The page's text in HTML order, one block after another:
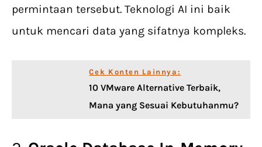
permintaan tersebut. Teknologi AI ini baik
untuk mencari data yang sifatnya kompleks.
Cek Konten Lainnya:
10 VMware Alternative Terbaik,
Mana yang Sesuai Kebutuhanmu?